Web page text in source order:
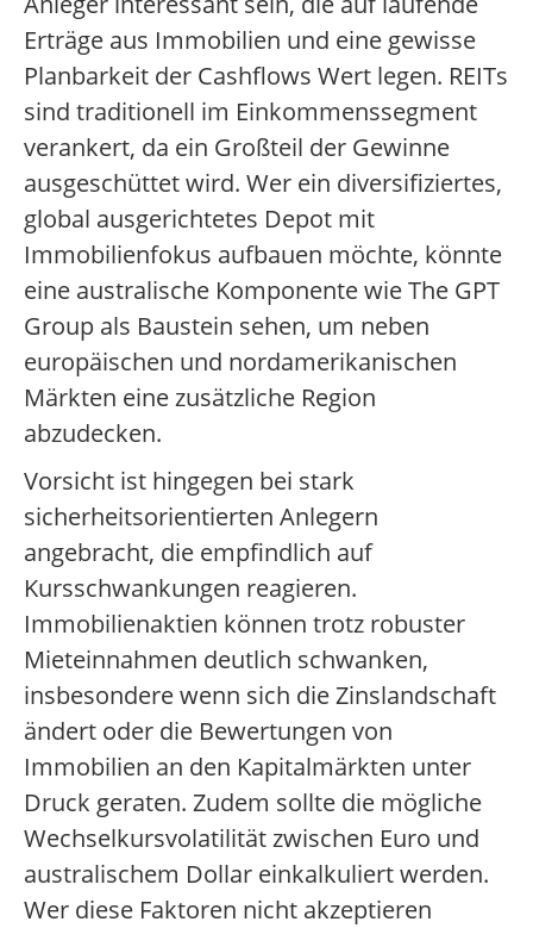
Erträge aus Immobilien und eine gewisse
Planbarkeit der Cashflows Wert legen. REITs
sind traditionell im Einkommenssegment
verankert, da ein Großteil der Gewinne
ausgeschüttet wird. Wer ein diversifiziertes,
global ausgerichtetes Depot mit
Immobilienfokus aufbauen möchte, könnte
eine australische Komponente wie The GPT
Group als Baustein sehen, um neben
europäischen und nordamerikanischen
Märkten eine zusätzliche Region
abzudecken.
Vorsicht ist hingegen bei stark
sicherheitsorientierten Anlegern
angebracht, die empfindlich auf
Kursschwankungen reagieren.
Immobilienaktien können trotz robuster
Mieteinnahmen deutlich schwanken,
insbesondere wenn sich die Zinslandschaft
ändert oder die Bewertungen von
Immobilien an den Kapitalmärkten unter
Druck geraten. Zudem sollte die mögliche
Wechselkursvolatilität zwischen Euro und
australischem Dollar einkalkuliert werden.
Wer diese Faktoren nicht akzeptieren